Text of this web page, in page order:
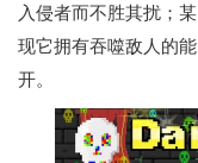
入侵者而不胜其扰；
现它拥有吞噬敌人的
开。